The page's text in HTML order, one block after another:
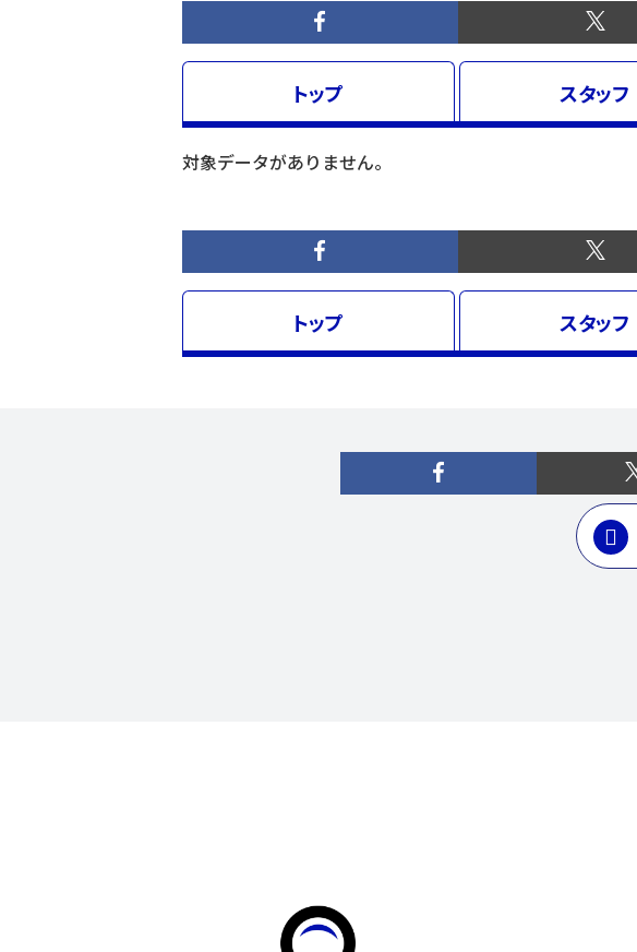
トップ スタッフ
対象データがありません。
トップ スタッフ